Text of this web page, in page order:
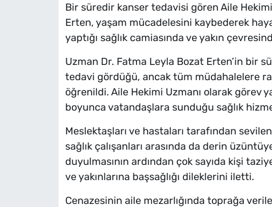
Bir süredir kanser tedavisi gören Aile
Erten, yaşam mücadelesini kaybederek
yaptığı sağlık camiasında ve yakın
Uzman Dr. Fatma Leyla Bozat Erten’in bir
tedavi gördüğü, ancak tüm müdahalelere
öğrenildi. Aile Hekimi Uzmanı olarak görev
boyunca vatandaşlara sunduğu sağlık
Meslektaşları ve hastaları tarafından
sağlık çalışanları arasında da derin
duyulmasının ardından çok sayıda kişi
ve yakınlarına başsağlığı dileklerini iletti.
Cenazesinin aile mezarlığında toprağa